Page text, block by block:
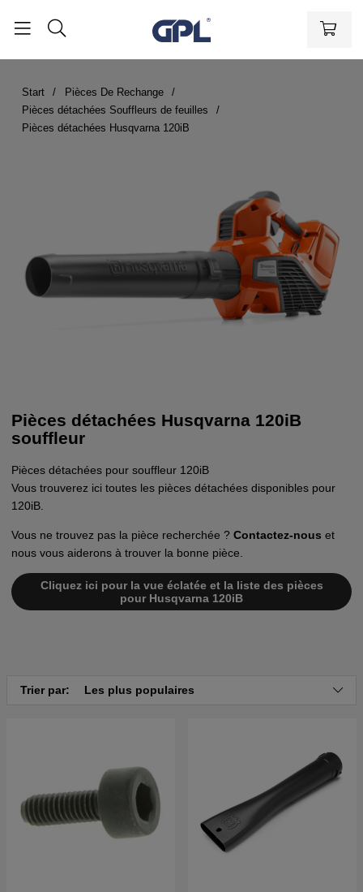
Start
Pièces De Rechange
Pièces détachées Souffleurs de feuilles
Pièces détachées Husqvarna 120iB
Pièces détachées Husqvarna 120iB
souffleur
Pièces détachées pour souffleur 120iB
Vous trouverez ici toutes les pièces détachées disponibles pour
120iB.
Vous ne trouvez pas la pièce recherchée ? Contactez-nous et
nous vous aiderons à trouver la bonne pièce.
Cliquez ici pour la vue éclatée et la liste des pièces
pour Husqvarna 120iB
Trier par: Les plus populaires